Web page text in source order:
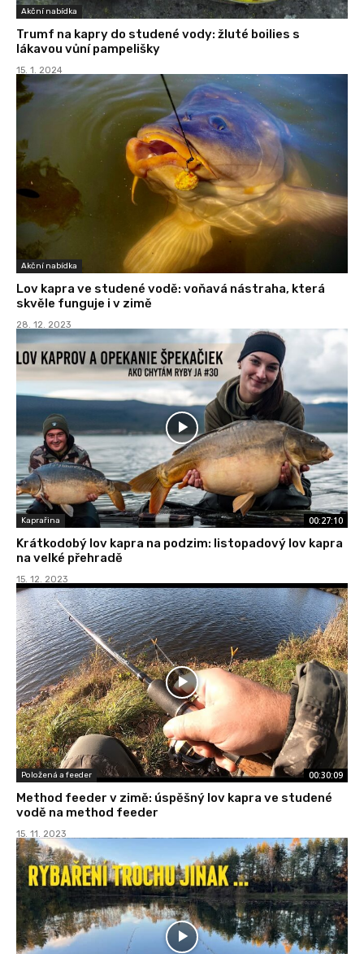
Akční nabídka
Trumf na kapry do studené vody: žluté boilies s
lákavou vůní pampelišky
15. 1. 2024
Akční nabídka
Lov kapra ve studené vodě: voňavá nástraha, která
skvěle funguje i v zimě
28. 12. 2023
Kaprařina 00:27:10
Krátkodobý lov kapra na podzim: listopadový lov kapra
na velké přehradě
15. 12. 2023
Položená a feeder 00:30:09
Method feeder v zimě: úspěšný lov kapra ve studené
vodě na method feeder
15. 11. 2023